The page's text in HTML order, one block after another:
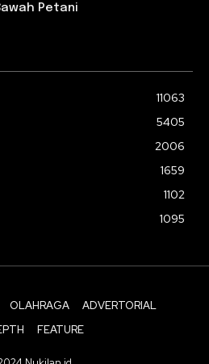
Petani
11063
5405
2006
1659
1102
1095
OLAHRAGA
ADVERTORIAL
FEATURE